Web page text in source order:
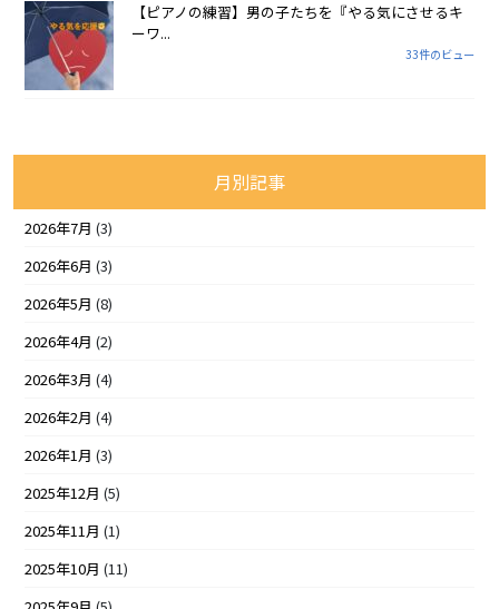
【ピアノの練習】男の子たちを『やる気にさせるキ
ーワ...
33件のビュー
月別記事
2026年7月 (3)
2026年6月 (3)
2026年5月 (8)
2026年4月 (2)
2026年3月 (4)
2026年2月 (4)
2026年1月 (3)
2025年12月 (5)
2025年11月 (1)
2025年10月 (11)